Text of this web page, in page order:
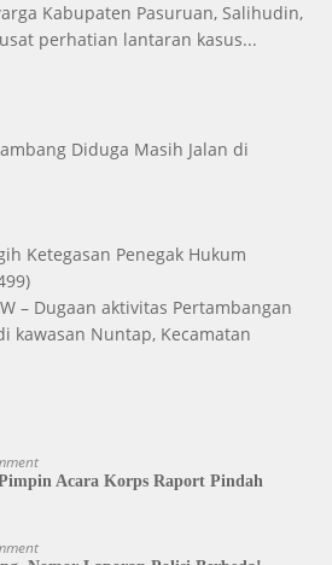
Kabupaten Pasuruan, Salihudin,
perhatian lantaran kasus...
Diduga Masih Jalan di
Ketegasan Penegak Hukum
– Dugaan aktivitas Pertambangan
kawasan Nuntap, Kecamatan
Acara Korps Raport Pindah